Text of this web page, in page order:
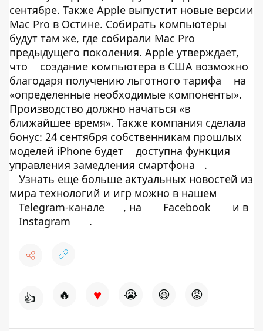
сентябре. Также Apple выпустит новые версии
Mac Pro в Остине. Собирать компьютеры
будут там же, где собирали Mac Pro
предыдущего поколения. Apple утверждает,
что
создание компьютера в США возможно
благодаря получению льготного тарифа
на
«определенные необходимые компоненты».
Производство должно начаться «в
ближайшее время». Также компания сделала
бонус: 24 сентября собственникам прошлых
моделей iPhone будет
доступна функция
управления замедления смартфона
.
Узнать еще больше актуальных новостей из
мира технологий и игр можно в нашем
Telegram-канале
, на Facebook
и в
Instagram
.
👍 🔥 ♥ 😭 😆 😡